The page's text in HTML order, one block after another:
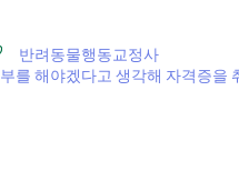
반려동물행동교정사
를 해야겠다고 생각해 자격증을